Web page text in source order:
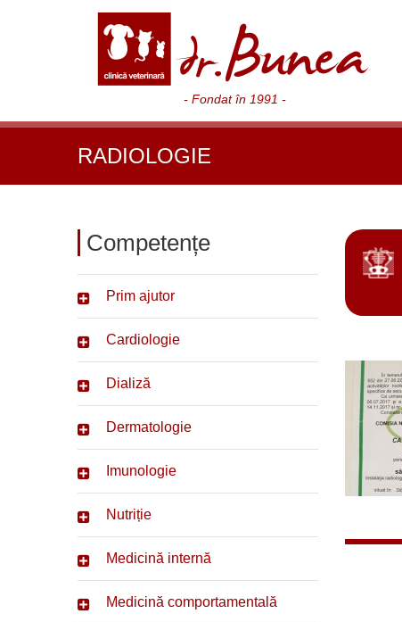
- Fondat în 1991 -
RADIOLOGIE
Competențe
Prim ajutor
Cardiologie
Dializă
Dermatologie
Imunologie
Nutriție
Medicină internă
Medicină comportamentală